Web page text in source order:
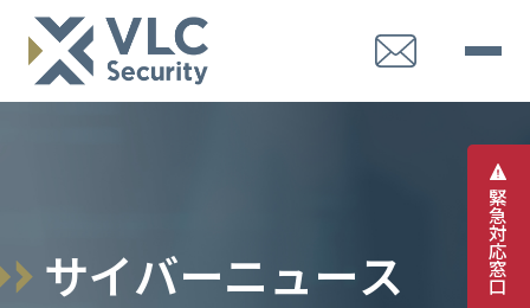
緊
急
対
応
窓
口
サイバーニュース